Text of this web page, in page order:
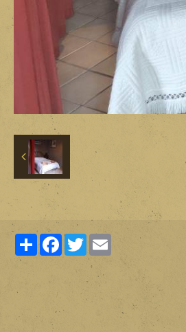
PartagerFacebook
Twitter Email